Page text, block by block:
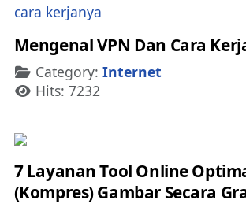
Mengenal VPN Dan Cara
Details
Category: Internet
Hits: 7232
7 Layanan Tool Online
(Kompres) Gambar Secara